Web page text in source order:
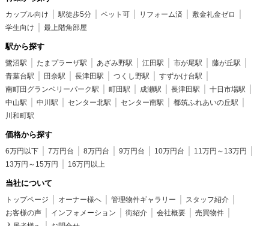
カップル向け 駅徒歩5分 ペット可 リフォーム済
敷金礼金ゼロ
学生向け
最上階角部屋
駅から探す
鷺沼駅 たまプラーザ駅 あざみ野駅 江田駅 市が尾駅
藤が丘駅
青葉台駅
田奈駅 長津田駅 つくし野駅
すずかけ台駅
南町田グランベリーパーク駅
町田駅 成瀬駅 長津田駅
十日市場駅
中山駅
中川駅 センター北駅 センター南駅
都筑ふれあいの丘駅
川和町駅
価格から探す
6万円以下 7万円台 8万円台 9万円台 10万円台
11万円～13万円
13万円～15万円
16万円以上
当社について
トップページ オーナー様へ 管理物件ギャラリー
スタッフ紹介
お客様の声
インフォメーション 街紹介 会社概要
売買物件